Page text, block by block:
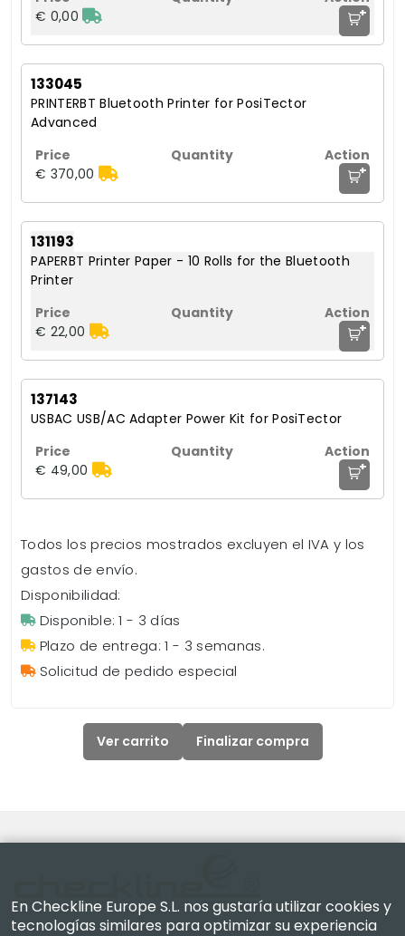
€ 0,00 +
133045
PRINTERBT Bluetooth Printer for PosiTector
Advanced
€ 370,00 +
131193
PAPERBT Printer Paper - 10 Rolls for the Bluetooth
Printer
€ 22,00 +
137143
USBAC USB/AC Adapter Power Kit for PosiTector
€ 49,00 +
Todos los precios mostrados excluyen el IVA y los
gastos de envío.
Disponibilidad:
Disponible: 1 - 3 días
Plazo de entrega: 1 - 3 semanas.
Solicitud de pedido especial
Ver carrito Finalizar compra
En Checkline Europe S.L. nos gustaría utilizar cookies y
tecnologías similares para optimizar su experiencia